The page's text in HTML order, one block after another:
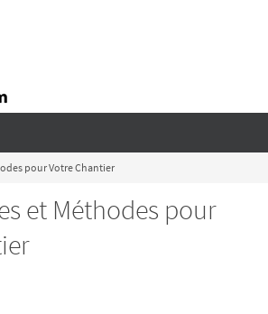
pour Votre Chantier
et Méthodes pour